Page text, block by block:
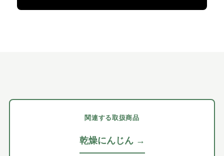
関連する取扱商品
乾燥にんじん →